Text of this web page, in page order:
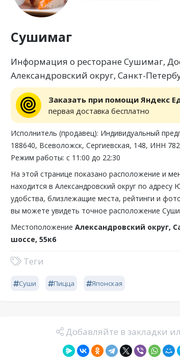
Сушимаг
Информация о ресторане Сушимаг,
Александровский округ, Санкт-
Заказать при помощи Яндекс
первая доставка бесплатно
Исполнитель (продавец): Индивидуальный
188640, Всеволожск, Сергиевская, 148, ИНН
Режим работы: с 11:00 до 22:30
На этой странице показано расположение и
находится в Александровский округ по
удобства, близлежащие места, рейтинги и
вы можете увидеть точное расположение
Местоположение Александровский округ,
шоссе, 55к6
Теги
Суши Пицца Японская
Добавляйте в закладки